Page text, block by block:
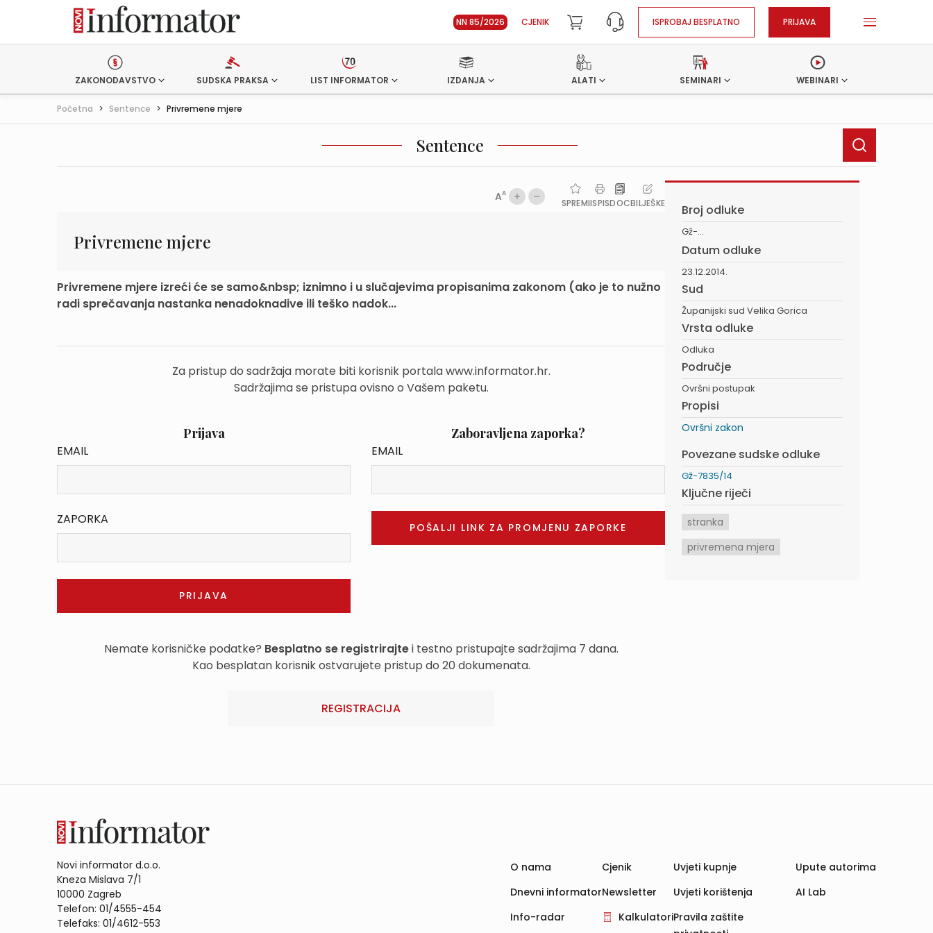
NN 85/2026 CJENIK ISPROBAJ BESPLATNO PRIJAVA
ZAKONODAVSTVO SUDSKA PRAKSA LIST INFORMATOR IZDANJA ALATI SEMINARI WEBINARI
Početna > Sentence > Privremene mjere
Sentence
AA
SPREMIISPISDOCBILJEŠKE
Privremene mjere
Privremene mjere izreći će se samo&nbsp; iznimno i u slučajevima propisanima zakonom (ako je to nužno
radi sprečavanja nastanka nenadoknadive ili teško nadok...
Za pristup do sadržaja morate biti korisnik portala www.informator.hr.
Sadržajima se pristupa ovisno o Vašem paketu.
Prijava
EMAIL
ZAPORKA
Zaboravljena zaporka?
EMAIL
Nemate korisničke podatke? Besplatno se registrirajtei testno pristupajte sadržajima 7 dana.
Kao besplatan korisnik ostvarujete pristup do 20 dokumenata.
REGISTRACIJA
Broj odluke
Gž-...
Datum odluke
23.12.2014.
Sud
Županijski sud Velika Gorica
Vrsta odluke
Odluka
Područje
Ovršni postupak
Propisi
Ovršni zakon
Povezane sudske odluke
Gž-7835/14
Ključne riječi
stranka
privremena mjera
Novi informator d.o.o.
Kneza Mislava 7/1
10000 Zagreb
Telefon: 01/4555-454
Telefaks: 01/4612-553
O nama
Dnevni informator
Info-radar
Cjenik
Newsletter
Kalkulatori
Uvjeti kupnje
Uvjeti korištenja
Pravila zaštite
Upute autorima
AI Lab